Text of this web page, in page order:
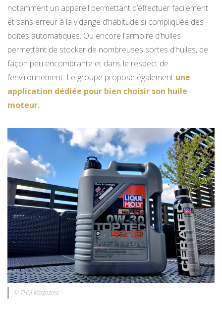
notamment un appareil permettant d’effectuer facilement
et sans erreur à la vidange d’habitude si compliquée des
boîtes automatiques. Ou encore l’armoire d’huiles
permettant de stocker de nombreuses sortes d’huiles, de
façon peu encombrante et dans le respect de
l’environnement. Le groupe propose également une
application dédiée pour bien choisir son huile
moteur.
© THM Magazine